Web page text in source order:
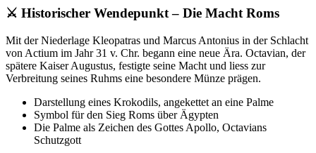
⚔️ Historischer Wendepunkt – Die Macht Roms
Mit der Niederlage Kleopatras und Marcus Antonius in der Schlacht
von Actium im Jahr 31 v. Chr. begann eine neue Ära. Octavian, der
spätere Kaiser Augustus, festigte seine Macht und liess zur
Verbreitung seines Ruhms eine besondere Münze prägen.
Darstellung eines Krokodils, angekettet an eine Palme
Symbol für den Sieg Roms über Ägypten
Die Palme als Zeichen des Gottes Apollo, Octavians
Schutzgott